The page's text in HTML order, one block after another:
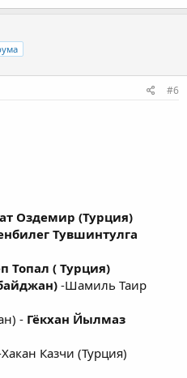
#6
Оздемир (Турция)
Тувшинтулга
Топал ( Турция)
-Шамиль Таир
- Гёкхан Йылмаз
Казчи (Турция)